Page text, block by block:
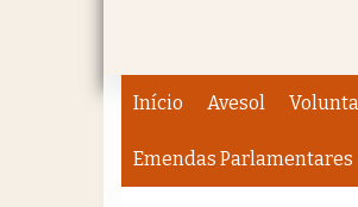
Início Avesol
Emendas Parlamentares